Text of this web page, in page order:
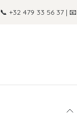
📞 +32 479 33 56 37 | 📧